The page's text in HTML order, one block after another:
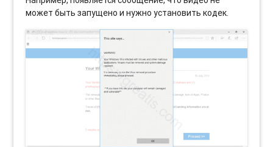
может быть запущено и нужно установить кодек.